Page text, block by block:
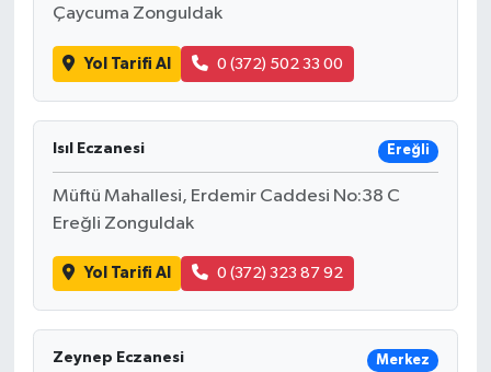
Çaycuma Zonguldak
Yol Tarifi Al 0 (372) 502 33 00
Isıl Eczanesi Ereğli
Müftü Mahallesi, Erdemir Caddesi No:38 C
Ereğli Zonguldak
Yol Tarifi Al 0 (372) 323 87 92
Zeynep Eczanesi Merkez